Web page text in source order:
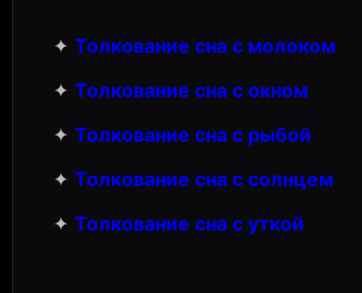
✦ Толкование сна с молоком
✦ Толкование сна с окном
✦ Толкование сна с рыбой
✦ Толкование сна с солнцем
✦ Толкование сна с уткой